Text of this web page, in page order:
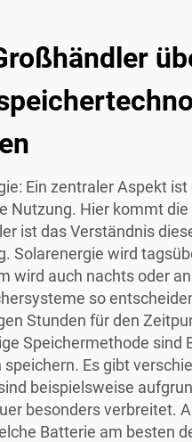
Ein zentraler Aspekt
Nutzung. Hier kommt
ist das Verständnis
Solarenergie wird
wird auch nachts oder
so
Stunden für den
Speichermethode sind
speichern. Es gibt
beispielsweise
besonders verbreitet.
Batterie am besten